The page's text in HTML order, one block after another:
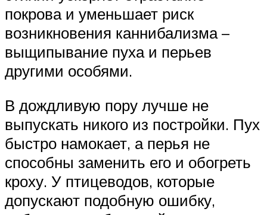
покрова и уменьшает риск
возникновения каннибализма –
выщипывание пуха и перьев
другими особями.
В дождливую пору лучше не
выпускать никого из постройки. Пух
быстро намокает, а перья не
способны заменить его и обогреть
кроху. У птицеводов, которые
допускают подобную ошибку,